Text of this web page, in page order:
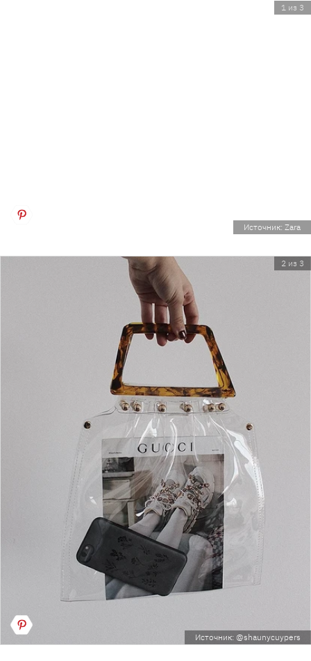
1 из 3
Источник: Zara
2 из 3
Источник: @shaunycuypers